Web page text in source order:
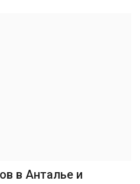
в Анталье и